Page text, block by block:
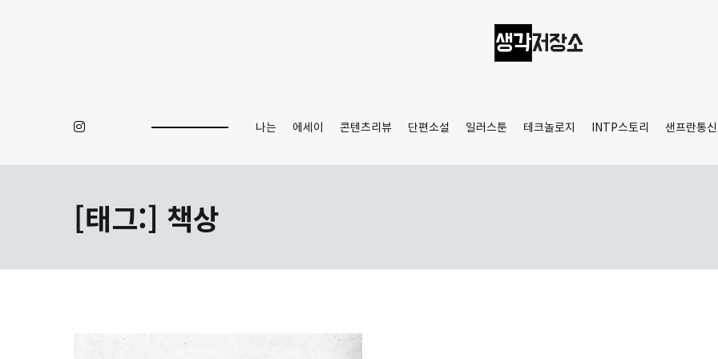
나는 에세이 콘텐츠리뷰 단편소설 일러스툰 테크놀로지 INTP스토리 샌프란통신
[태그:] 책상